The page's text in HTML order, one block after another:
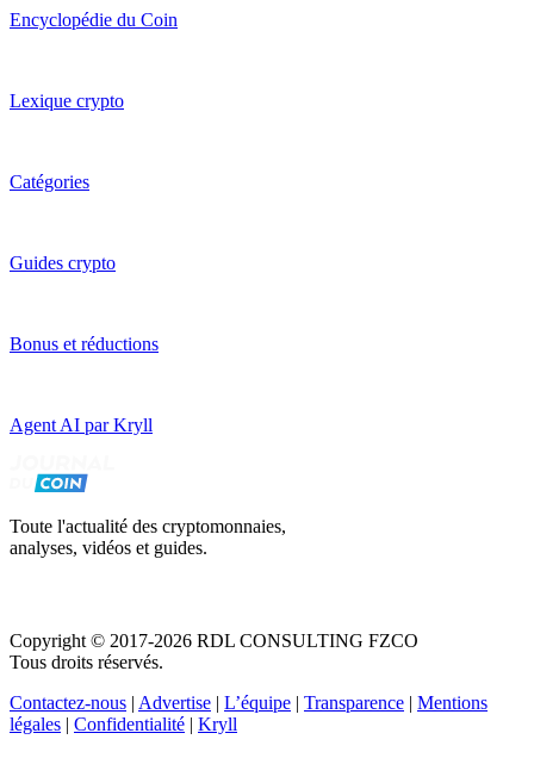
Encyclopédie du Coin
Lexique crypto
Catégories
Guides crypto
Bonus et réductions
Agent AI par Kryll
Toute l'actualité des cryptomonnaies,
analyses, vidéos et guides.
Copyright © 2017-2026 RDL CONSULTING FZCO
Tous droits réservés.
Contactez-nous | Advertise | L’équipe | Transparence | Mentions
légales | Confidentialité | Kryll